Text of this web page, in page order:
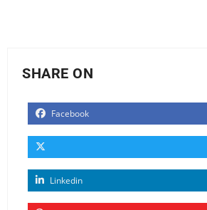
SHARE ON
Facebook
Linkedin